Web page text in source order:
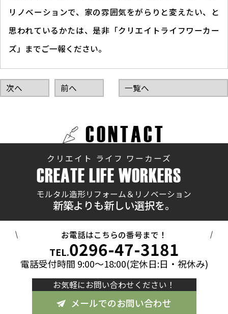
リノベーションで、家の雰囲気をがらりと変えたい、と
思われているかたは、是非「クリエイトライフワーカー
ズ」までご一報ください。
次へ 前へ 一覧へ
CONTACT
クリエイト ライフ ワーカーズ
CREATE LIFE WORKERS
モルタル造形リフォーム＆リノベーション
新築よりも新しい選択を。
お電話はこちらの番号まで！
TEL.0296-47-3181
電話受付時間 9:00～18:00(定休日:日・祝休み)
お気軽にお問い合わせください！
メールでのお問い合わせ